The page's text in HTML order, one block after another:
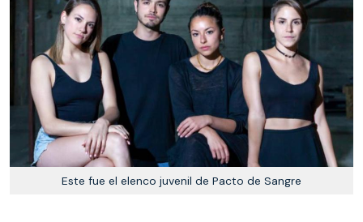
Este fue el elenco juvenil de Pacto de Sangre